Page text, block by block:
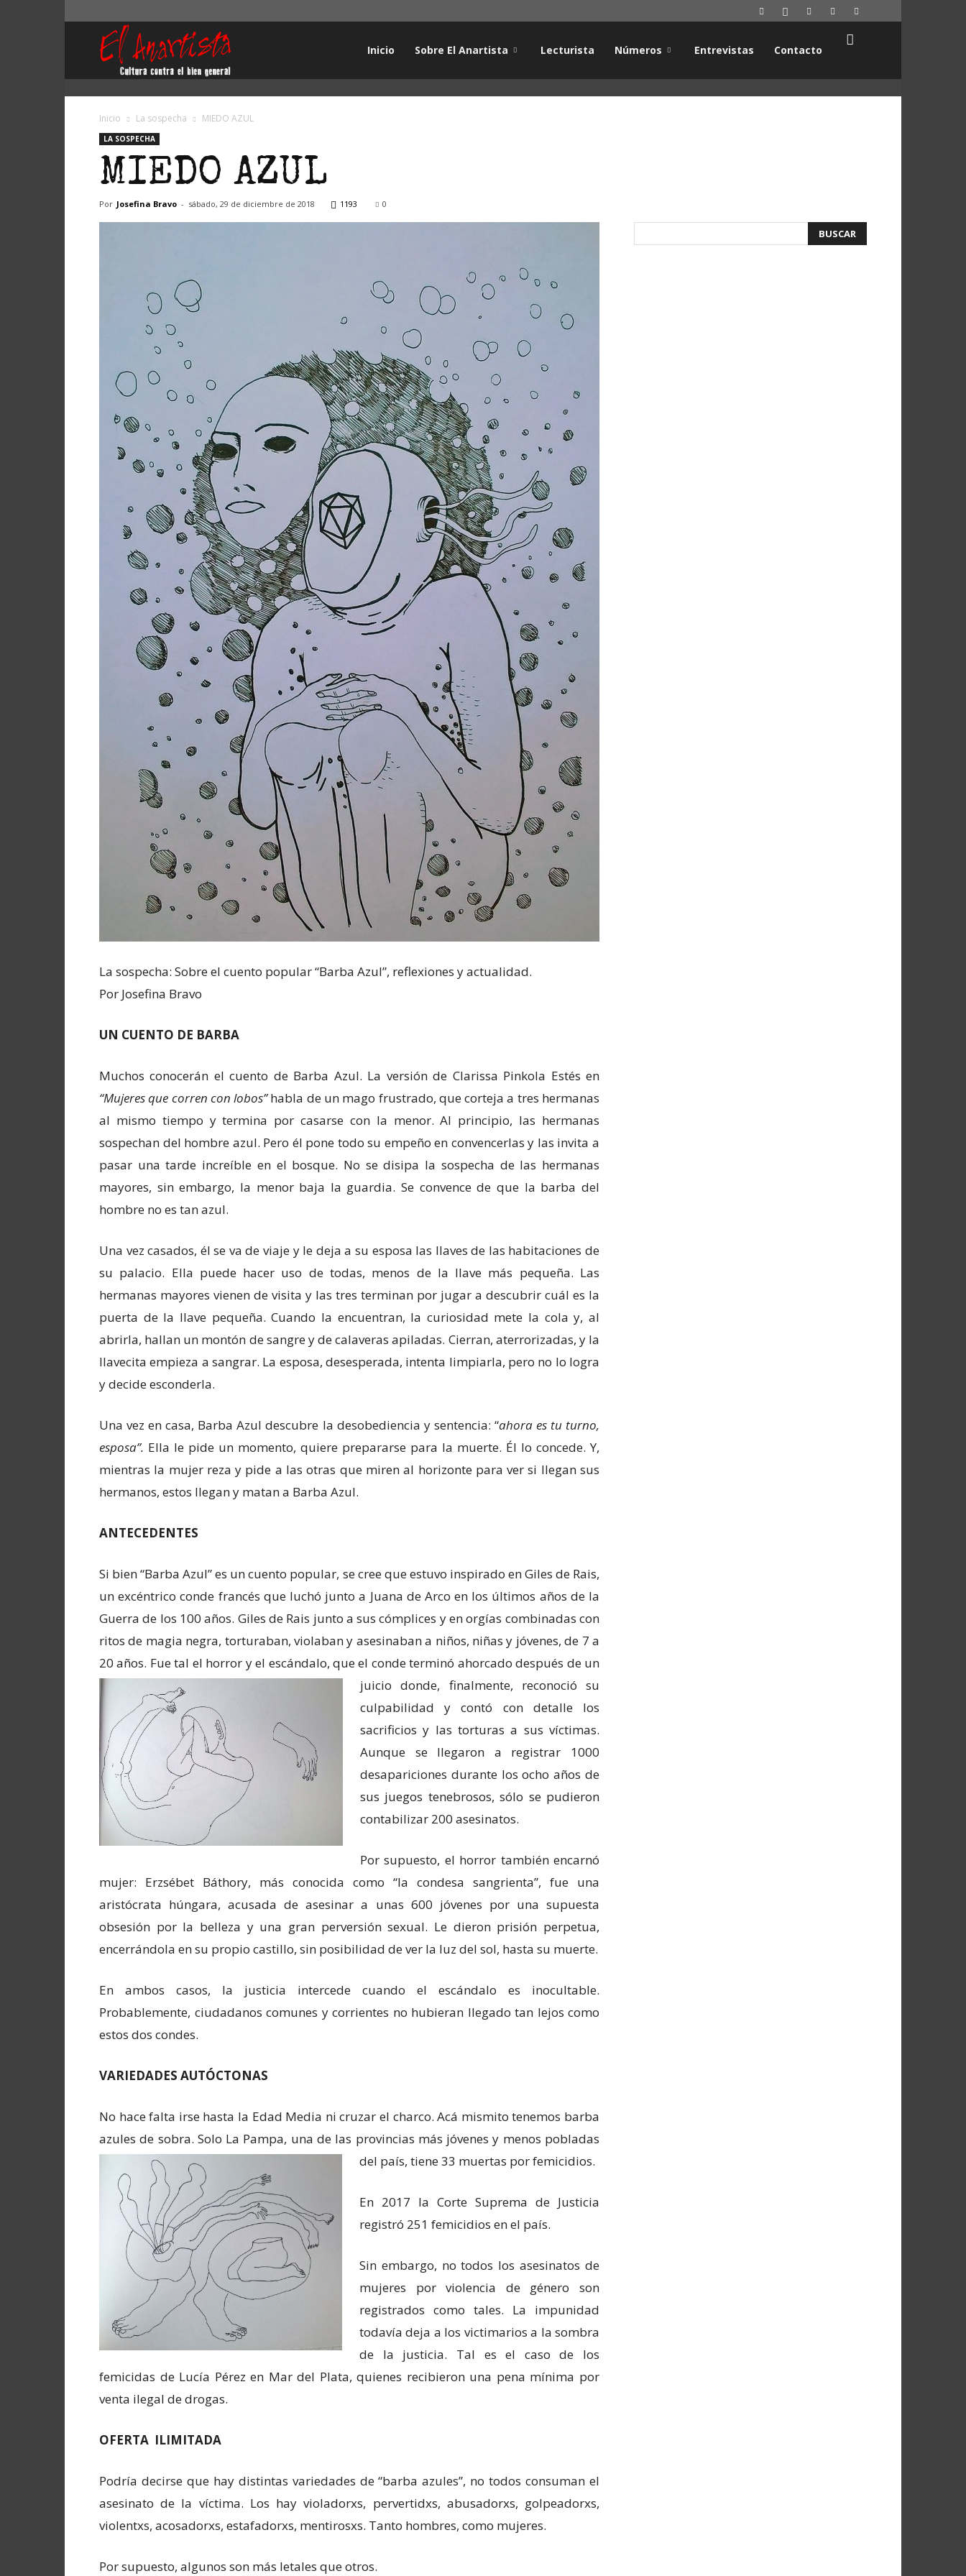
Inicio Sobre El Anartista Lecturista Números Entrevistas Contacto
Inicio La sospecha MIEDO AZUL
LA SOSPECHA
MIEDO AZUL
Por Josefina Bravo - sábado, 29 de diciembre de 2018 1193 0
La sospecha: Sobre el cuento popular “Barba Azul”, reflexiones y actualidad.
Por Josefina Bravo
UN CUENTO DE BARBA
Muchos conocerán el cuento de Barba Azul. La versión de Clarissa Pinkola Estés en
“Mujeres que corren con lobos”habla de un mago frustrado, que corteja a tres hermanas
al mismo tiempo y termina por casarse con la menor. Al principio, las hermanas
sospechan del hombre azul. Pero él pone todo su empeño en convencerlas y las invita a
pasar una tarde increíble en el bosque. No se disipa la sospecha de las hermanas
mayores, sin embargo, la menor baja la guardia. Se convence de que la barba del
hombre no es tan azul.
Una vez casados, él se va de viaje y le deja a su esposa las llaves de las habitaciones de
su palacio. Ella puede hacer uso de todas, menos de la llave más pequeña. Las
hermanas mayores vienen de visita y las tres terminan por jugar a descubrir cuál es la
puerta de la llave pequeña. Cuando la encuentran, la curiosidad mete la cola y, al
abrirla, hallan un montón de sangre y de calaveras apiladas. Cierran, aterrorizadas, y la
llavecita empieza a sangrar. La esposa, desesperada, intenta limpiarla, pero no lo logra
y decide esconderla.
Una vez en casa, Barba Azul descubre la desobediencia y sentencia: “ahora es tu turno,
esposa”. Ella le pide un momento, quiere prepararse para la muerte. Él lo concede. Y,
mientras la mujer reza y pide a las otras que miren al horizonte para ver si llegan sus
hermanos, estos llegan y matan a Barba Azul.
ANTECEDENTES
Si bien “Barba Azul” es un cuento popular, se cree que estuvo inspirado en Giles de Rais,
un excéntrico conde francés que luchó junto a Juana de Arco en los últimos años de la
Guerra de los 100 años. Giles de Rais junto a sus cómplices y en orgías combinadas con
ritos de magia negra, torturaban, violaban y asesinaban a niños, niñas y jóvenes, de 7 a
20 años. Fue tal el horror y el escándalo, que el conde terminó ahorcado después de un
juicio donde, finalmente, reconoció su
culpabilidad y contó con detalle los
sacrificios y las torturas a sus víctimas.
Aunque se llegaron a registrar 1000
desapariciones durante los ocho años de
sus juegos tenebrosos, sólo se pudieron
contabilizar 200 asesinatos.
Por supuesto, el horror también encarnó
mujer: Erzsébet Báthory, más conocida como “la condesa sangrienta”, fue una
aristócrata húngara, acusada de asesinar a unas 600 jóvenes por una supuesta
obsesión por la belleza y una gran perversión sexual. Le dieron prisión perpetua,
encerrándola en su propio castillo, sin posibilidad de ver la luz del sol, hasta su muerte.
En ambos casos, la justicia intercede cuando el escándalo es inocultable.
Probablemente, ciudadanos comunes y corrientes no hubieran llegado tan lejos como
estos dos condes.
VARIEDADES AUTÓCTONAS
No hace falta irse hasta la Edad Media ni cruzar el charco. Acá mismito tenemos barba
azules de sobra. Solo La Pampa, una de las provincias más jóvenes y menos pobladas
del país, tiene 33 muertas por femicidios.
En 2017 la Corte Suprema de Justicia
registró 251 femicidios en el país.
Sin embargo, no todos los asesinatos de
mujeres por violencia de género son
registrados como tales. La impunidad
todavía deja a los victimarios a la sombra
de la justicia. Tal es el caso de los
femicidas de Lucía Pérez en Mar del Plata, quienes recibieron una pena mínima por
venta ilegal de drogas.
OFERTA ILIMITADA
Podría decirse que hay distintas variedades de “barba azules”, no todos consuman el
asesinato de la víctima. Los hay violadorxs, pervertidxs, abusadorxs, golpeadorxs,
violentxs, acosadorxs, estafadorxs, mentirosxs. Tanto hombres, como mujeres.
Por supuesto, algunos son más letales que otros.